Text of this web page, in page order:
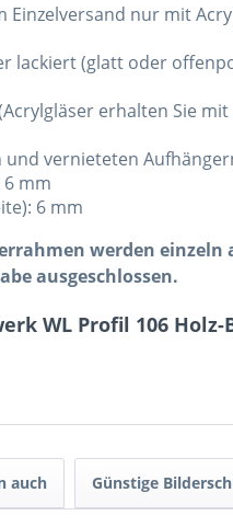
Einzelversand nur mit
lackiert (glatt oder
erhalten Sie
und vernieteten
mm
6 mm
werden
ausgeschlossen.
WL Profil 106
auch Günstige